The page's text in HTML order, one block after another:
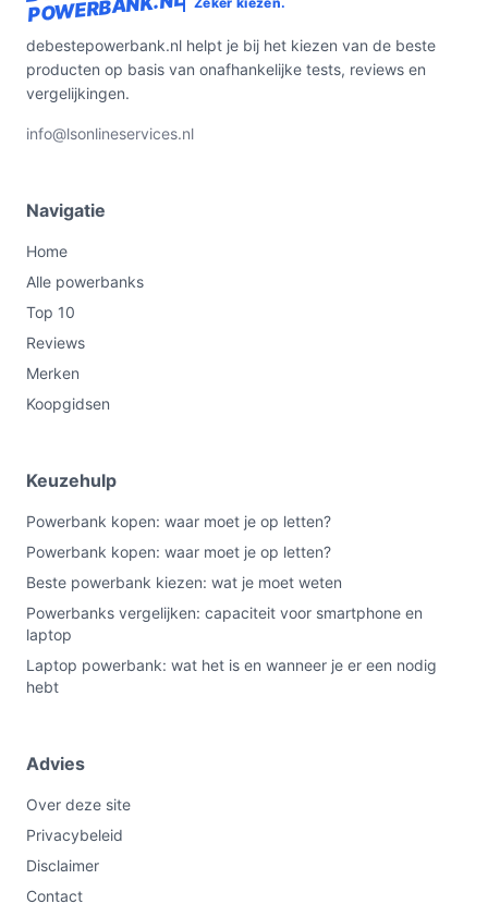
debestepowerbank.nl helpt je bij het kiezen van de beste
producten op basis van onafhankelijke tests, reviews en
vergelijkingen.
info@lsonlineservices.nl
Navigatie
Home
Alle powerbanks
Top 10
Reviews
Merken
Koopgidsen
Keuzehulp
Powerbank kopen: waar moet je op letten?
Powerbank kopen: waar moet je op letten?
Beste powerbank kiezen: wat je moet weten
Powerbanks vergelijken: capaciteit voor smartphone en
laptop
Laptop powerbank: wat het is en wanneer je er een nodig
hebt
Advies
Over deze site
Privacybeleid
Disclaimer
Contact